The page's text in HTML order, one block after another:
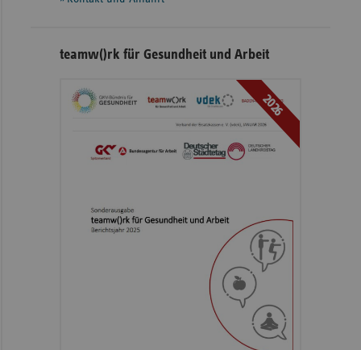
teamw()rk für Gesundheit und Arbeit
2026